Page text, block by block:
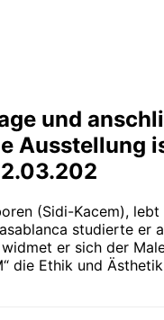
und
Ausstellung
(Sidi-Kacem),
studierte
er sich der
die Ethik und